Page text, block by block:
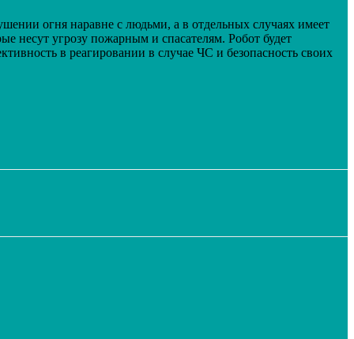
огня наравне с людьми, а в отдельных случаях имеет
несут угрозу пожарным и спасателям. Робот будет
в реагировании в случае ЧС и безопасность своих